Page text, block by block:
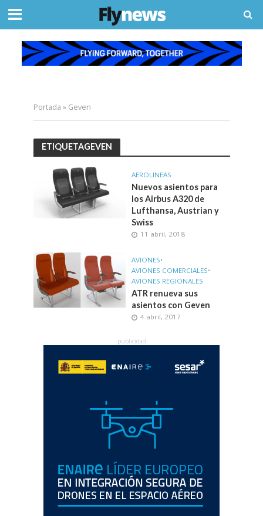
Portada » Geven
ETIQUETAGEVEN
AEROLINEAS
Nuevos asientos para
los Airbus A320 de
Lufthansa, Austrian y
Swiss
11 abril, 2018
AVIONES•
AVIONES COMERCIALES•
AVIONES REGIONALES
ATR renueva sus
asientos con Geven
4 abril, 2017